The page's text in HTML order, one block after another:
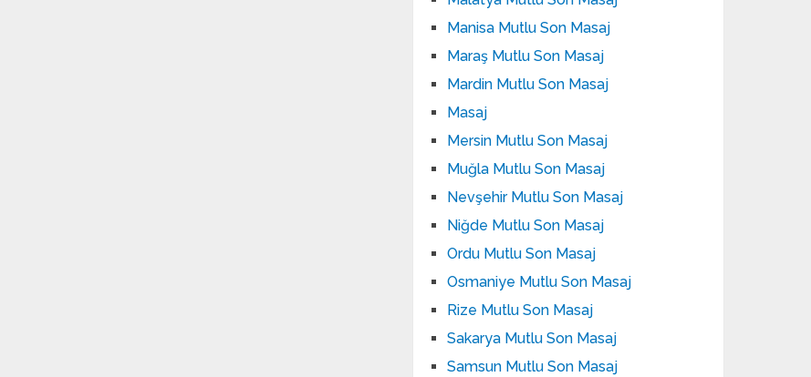
Manisa Mutlu Son Masaj
Maraş Mutlu Son Masaj
Mardin Mutlu Son Masaj
Masaj
Mersin Mutlu Son Masaj
Muğla Mutlu Son Masaj
Nevşehir Mutlu Son Masaj
Niğde Mutlu Son Masaj
Ordu Mutlu Son Masaj
Osmaniye Mutlu Son Masaj
Rize Mutlu Son Masaj
Sakarya Mutlu Son Masaj
Samsun Mutlu Son Masaj